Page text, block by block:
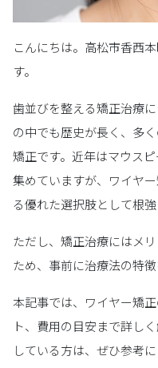
こんにちは。高松市香西
す。
歯並びを整える矯正治療
の中でも歴史が長く、多
矯正です。近年はマウス
集めていますが、ワイヤ
る優れた選択肢として根強
ただし、矯正治療にはメ
ため、事前に治療法の特
本記事では、ワイヤー矯
ト、費用の目安まで詳し
している方は、ぜひ参考に